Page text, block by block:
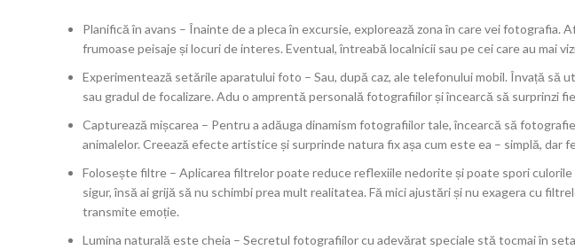
Planifică în avans – Înainte de a pleca în excursie, explorează zona în care vei fotografia.
frumoase peisaje și locuri de interes. Eventual, întreabă localnicii sau pe cei care au mai
Experimentează setările aparatului foto – Sau, după caz, ale telefonului mobil. Învață să
sau gradul de focalizare. Adu o amprentă personală fotografiilor și încearcă să surprinzi
Capturează mișcarea – Pentru a adăuga dinamism fotografiilor tale, încearcă să
animalelor. Creează efecte artistice și surprinde natura fix așa cum este ea – simplă, dar
Folosește filtre – Aplicarea filtrelor poate reduce reflexiile nedorite și poate spori
sigur, însă ai grijă să nu schimbi prea mult realitatea. Fă mici ajustări și nu exagera cu
transmite emoție.
Lumina naturală este cheia – Secretul fotografiilor cu adevărat speciale stă tocmai în